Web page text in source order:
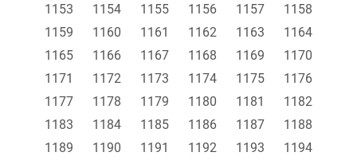
1153 1154 1155 1156 1157
1158
1159
1160 1161 1162 1163
1164
1165
1166 1167 1168 1169
1170
1171
1172 1173 1174 1175
1176
1177
1178 1179 1180 1181
1182
1183
1184 1185 1186 1187
1188
1189
1190 1191 1192 1193
1194